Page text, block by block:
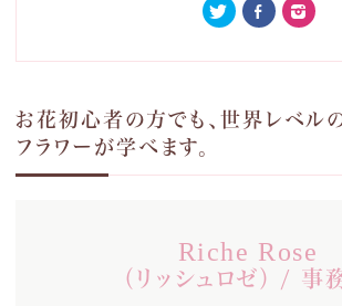
お花初心者の方でも、世界レベル
フラワーが学べます。
Riche Rose
（リッシュロゼ） / 事